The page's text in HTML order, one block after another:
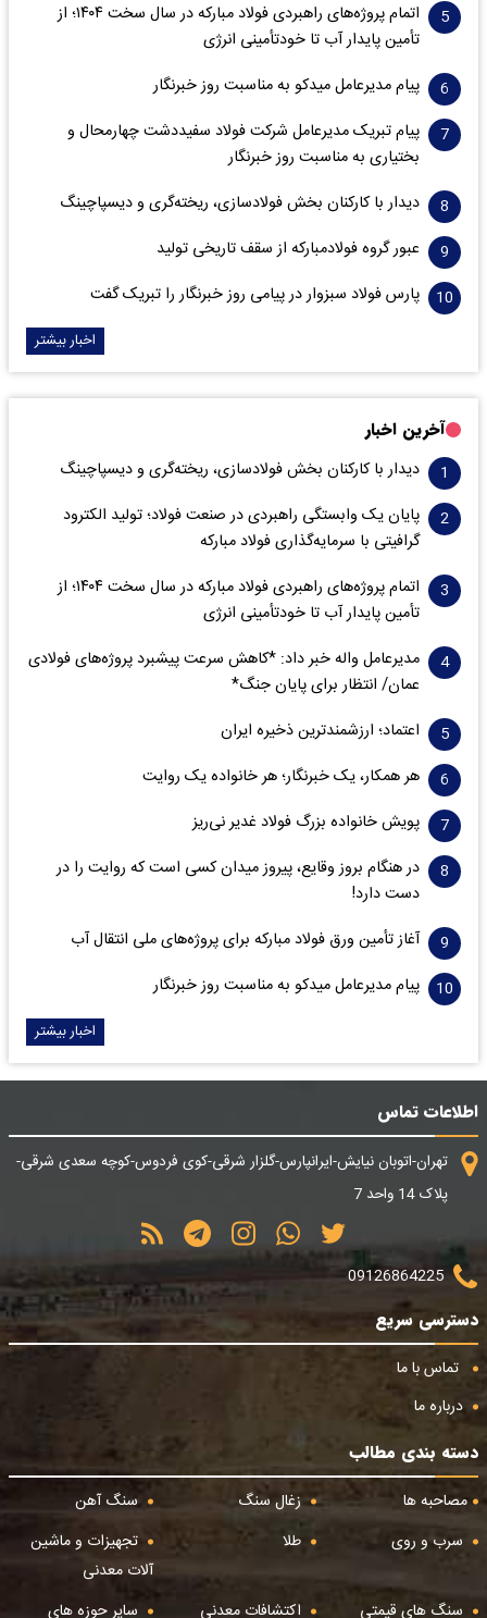
اتمام پروژه‌های راهبردی فولاد مبارکه در سال سخت ۱۴۰۴؛ از
تأمین پایدار آب تا خودتأمینی انرژی
پیام مدیرعامل میدکو به مناسبت روز خبرنگار
پیام تبریک مدیرعامل شرکت فولاد سفیددشت چهارمحال و
بختیاری به مناسبت روز خبرنگار
دیدار با کارکنان بخش فولادسازی، ریخته‌گری و دیسپاچینگ
عبور گروه فولادمبارکه از سقف تاریخی تولید
پارس فولاد سبزوار در پیامی روز خبرنگار را تبریک گفت
اخبار بیشتر
آخرین اخبار
دیدار با کارکنان بخش فولادسازی، ریخته‌گری و دیسپاچینگ
پایان یک وابستگی راهبردی در صنعت فولاد؛ تولید الکترود
گرافیتی با سرمایه‌گذاری فولاد مبارکه
اتمام پروژه‌های راهبردی فولاد مبارکه در سال سخت ۱۴۰۴؛ از
تأمین پایدار آب تا خودتأمینی انرژی
مدیرعامل واله خبر داد: *کاهش سرعت پیشبرد پروژه‌های فولادی
عمان/ انتظار برای پایان جنگ*
اعتماد؛ ارزشمندترین ذخیره ایران
هر همکار، یک خبرنگار؛ هر خانواده یک روایت
پویش خانواده بزرگ فولاد غدیر نی‌ریز
در هنگام بروز وقایع، پیروز میدان کسی است که روایت را در
دست دارد!
آغاز تأمین ورق فولاد مبارکه برای پروژه‌های ملی انتقال آب
پیام مدیرعامل میدکو به مناسبت روز خبرنگار
اخبار بیشتر
اطلاعات تماس
تهران-اتوبان نیایش-ایرانپارس-گلزار شرقی-کوی فردوس-کوچه سعدی شرقی-
پلاک 14 واحد 7
09126864225
دسترسی سریع
تماس با ما
درباره ما
دسته بندی مطالب
مصاحبه ها
زغال سنگ
سنگ آهن
سرب و روی
طلا
تجهیزات و ماشین
آلات معدنی
سنگ های قیمتی
اکتشافات معدنی سایر حوزه های